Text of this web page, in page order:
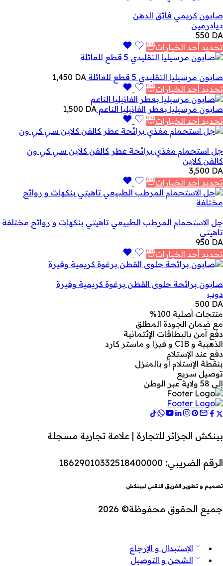
صابون كريمي فائق الدهن
ديادرمين
550 DA
تحديد أحد الخيارات
صابون مرسيليا التقليدي 5 قطع للعائلة 1,450 DA
تحديد أحد الخيارات
صابون مرسيليا بعطر الفانيليا الناعم
1,500 DA
تحديد أحد الخيارات
جل استحمام مغذي برائحة عطر كالفن كلاين سي كي ون
كالفن كلاين
3,500 DA
تحديد أحد الخيارات
جل الاستحمام المرطب الطبيعي تاهيتي بنكهات و روائح مختلفة
تاهيتي
950 DA
تحديد أحد الخيارات
صابون برائحة حلوى القطن برغوة كريمية وفيرة
دوب
500 DA
منتجات أصلية 100%
مع ضمان الجودة المطلق
دفع آمن بالبطاقات الإئتمانية
الذهبية و CIB و فيزا و ماستر كارد
دفع عند الإستلام
بنقطة الإستلام أو بالمنزل
توصيل سريع
إلى 58 ولاية عبر الوطن
بينكش الجزائر للتجارة | علامة تجارية مسجلة
الرقم الضريبي: 18629010332518400000
تصميم و تطوير الفريق التقني لبينكش
جميع الحقوق محفوظة© 2026
الإستبدال و الإرجاع
الشحن و التوصيل